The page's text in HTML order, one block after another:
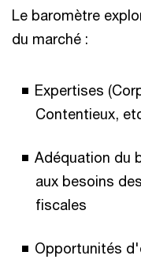
Le baromètre
du marché :
Expertises
Contentieux,
Adéquation du
aux besoins
fiscales
Opportunités